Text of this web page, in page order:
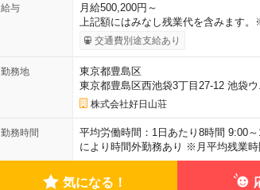
給与
月給500,200円～
上記額にはみなし残業代を含みます
交通費別途支給あり
勤務地
東京都豊島区
東京都豊島区西池袋3丁目27-12 池袋
株式会社好日山荘
勤務時間
平均労働時間：1日あたり8時間 9:00
により時間外勤務あり ※月平均残業
気になる！